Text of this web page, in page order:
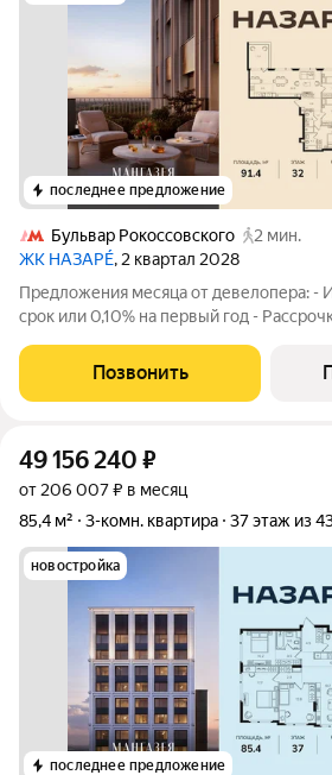
последнее предложение
Бульвар Рокоссовского
2 мин.
ЖК НАЗАРÉ, 2 квартал 2028
Предложения месяца от девелопера: -
срок или 0,10% на первый год -
Просторная 3-комнатная квартира.
32 этаже, без отделки.
Позвонить
49 156 240 ₽
от 206 007 ₽ в месяц
85,4 м²
3-комн. квартира 37 этаж из
новостройка
последнее предложение